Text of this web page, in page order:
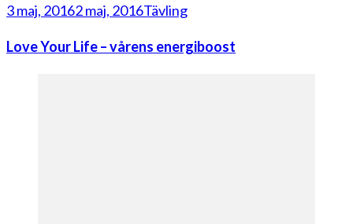
3 maj, 20162 maj, 2016Tävling
Love Your Life – vårens energiboost